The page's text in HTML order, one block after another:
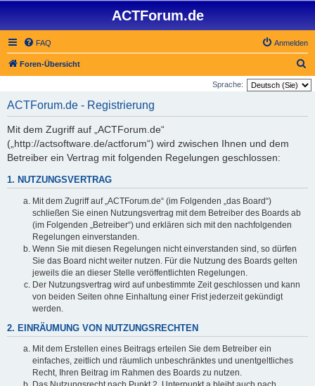
ACTForum.de
FAQ Anmelden
Foren-Übersicht
u
Sprache:
ACTForum.de - Registrierung
Mit dem Zugriff auf „ACTForum.de“
(„http://actsoftware.de/actforum“) wird zwischen Ihnen und dem
Betreiber ein Vertrag mit folgenden Regelungen geschlossen:
1. NUTZUNGSVERTRAG
Mit dem Zugriff auf „ACTForum.de“ (im Folgenden „das Board“)
schließen Sie einen Nutzungsvertrag mit dem Betreiber des Boards ab
(im Folgenden „Betreiber“) und erklären sich mit den nachfolgenden
Regelungen einverstanden.
Wenn Sie mit diesen Regelungen nicht einverstanden sind, so dürfen
Sie das Board nicht weiter nutzen. Für die Nutzung des Boards gelten
jeweils die an dieser Stelle veröffentlichten Regelungen.
Der Nutzungsvertrag wird auf unbestimmte Zeit geschlossen und kann
von beiden Seiten ohne Einhaltung einer Frist jederzeit gekündigt
werden.
2. EINRÄUMUNG VON NUTZUNGSRECHTEN
Mit dem Erstellen eines Beitrags erteilen Sie dem Betreiber ein
einfaches, zeitlich und räumlich unbeschränktes und unentgeltliches
Recht, Ihren Beitrag im Rahmen des Boards zu nutzen.